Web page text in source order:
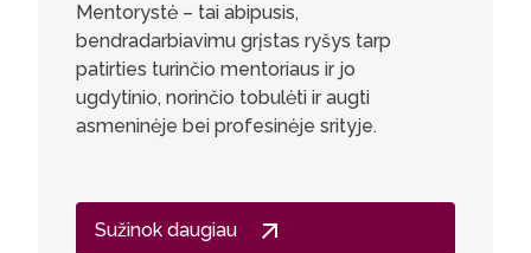
Mentorystė – tai abipusis,
bendradarbiavimu grįstas ryšys tarp
patirties turinčio mentoriaus ir jo
ugdytinio, norinčio tobulėti ir augti
asmeninėje bei profesinėje srityje.
Sužinok daugiau